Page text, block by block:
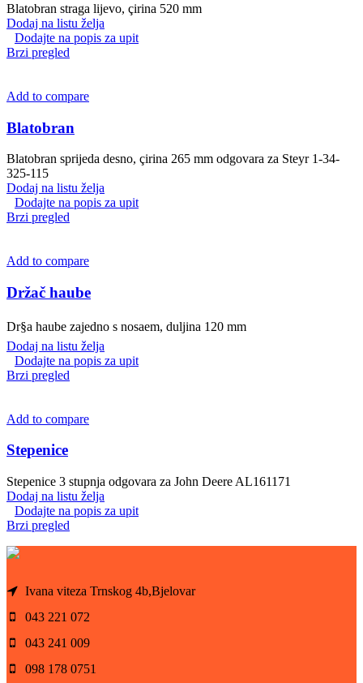
Blatobran straga lijevo, çirina 520 mm
Dodaj na listu želja
Dodajte na popis za upit
Brzi pregled
Add to compare
Blatobran
Blatobran sprijeda desno, çirina 265 mm odgovara za Steyr 1-34-
325-115
Dodaj na listu želja
Dodajte na popis za upit
Brzi pregled
Add to compare
Držač haube
Dr§a haube zajedno s nosaem, duljina 120 mm
Dodaj na listu želja
Dodajte na popis za upit
Brzi pregled
Add to compare
Stepenice
Stepenice 3 stupnja odgovara za John Deere AL161171
Dodaj na listu želja
Dodajte na popis za upit
Brzi pregled
Ivana viteza Trnskog 4b,Bjelovar
043 221 072
043 241 009
098 178 0751